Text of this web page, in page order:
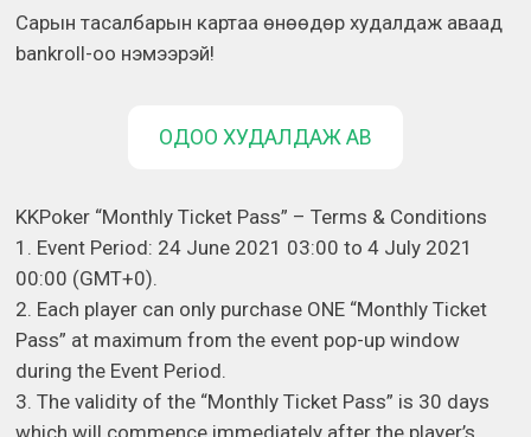
Сарын тасалбарын картаа өнөөдөр худалдаж аваад
bankroll-оо нэмээрэй!
ОДОО ХУДАЛДАЖ АВ
KKPoker “Monthly Ticket Pass” – Terms & Conditions
1. Event Period: 24 June 2021 03:00 to 4 July 2021
00:00 (GMT+0).
2. Each player can only purchase ONE “Monthly Ticket
Pass” at maximum from the event pop-up window
during the Event Period.
3. The validity of the “Monthly Ticket Pass” is 30 days